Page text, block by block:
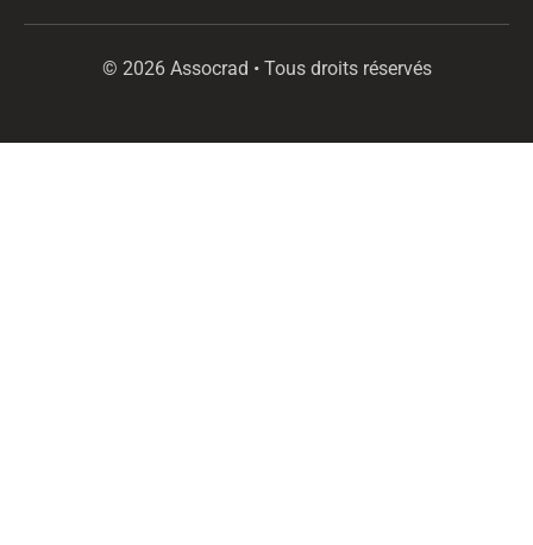
© 2026 Assocrad • Tous droits réservés